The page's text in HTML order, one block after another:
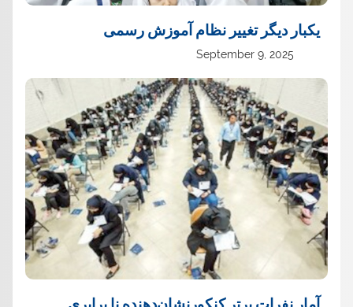
یک‏بار دیگر تغییر نظام آموزش رسمی
September 9, 2025